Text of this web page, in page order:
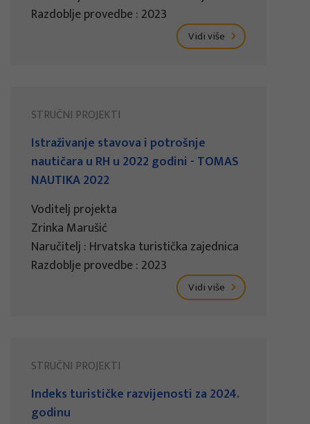
Razdoblje provedbe : 2023
Vidi više
STRUČNI PROJEKTI
Istraživanje stavova i potrošnje
nautičara u RH u 2022 godini - TOMAS
NAUTIKA 2022
Voditelj projekta
Zrinka Marušić
Naručitelj : Hrvatska turistička zajednica
Razdoblje provedbe : 2023
Vidi više
STRUČNI PROJEKTI
Indeks turističke razvijenosti za 2024.
godinu